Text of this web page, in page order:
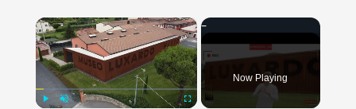
×
Now Playing